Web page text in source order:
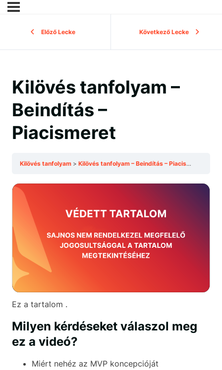
Előző Lecke Következő Lecke
Kilövés tanfolyam –
Beindítás –
Piacismeret
Kilövés tanfolyam Kilövés tanfolyam – Beindítás – Piacismeret
Ez a tartalom .
Milyen kérdéseket válaszol meg
ez a videó?
Miért nehéz az MVP koncepcióját